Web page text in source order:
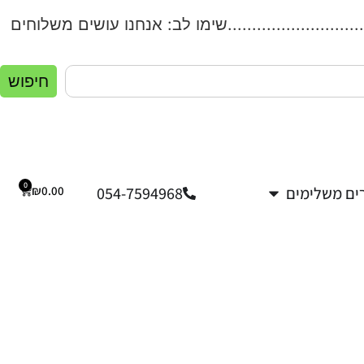
לב: אנחנו עושים
חיפוש
משלימים 054-7594968
₪0.00
0